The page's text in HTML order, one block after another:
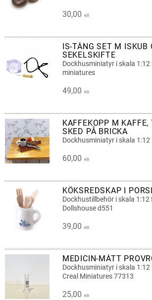
30,00 KR
IS-TÅNG SET M ISKUB
SEKELSKIFTE
Dockhusminiatyr i skala
miniatures
49,00 KR
KAFFEKOPP M KAFFE,
SKED PÅ BRICKA
Dockhusminiatyr i skala 1:12
60,00 KR
KÖKSREDSKAP I
Dockhustillbehör i skala 1:12
Dollshouse d551
39,00 KR
MEDICIN-MÅTT
Dockhusminiatyr i skala
Creal Miniatures 77313
25,00 KR